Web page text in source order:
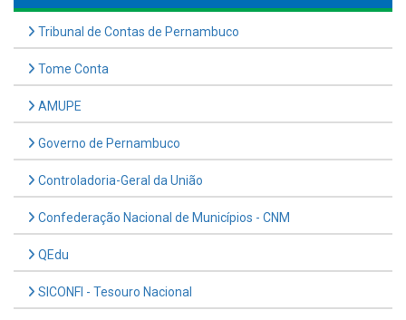
Tribunal de Contas de Pernambuco
Tome Conta
AMUPE
Governo de Pernambuco
Controladoria-Geral da União
Confederação Nacional de Municípios - CNM
QEdu
SICONFI - Tesouro Nacional